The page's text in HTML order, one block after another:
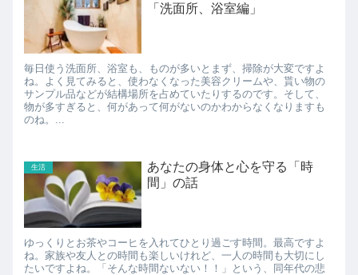
「洗面所、浴室編」
毎日使う洗面所、浴室も、ものが多いとまず、掃除が大変ですよ
ね。よく見てみると、使わなくなった美容クリームや、貰い物の
サンプル品などが結構場所を占めていたりするのです。そして、
物が多すぎると、何があって何がないのかわからなくなりますも
のね。...
生活
あなたの身体と心を守る「時
間」の話
ゆっくりとお茶やコーヒを入れてひとり過ごす時間。最高ですよ
ね。家族や友人との時間も楽しいけれど、一人の時間も大切にし
たいですよね。「そんな時間ないない！！」という、同年代の悲